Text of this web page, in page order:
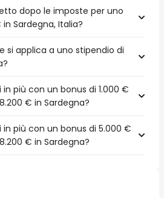
dopo le imposte per uno
Sardegna, Italia?
si applica a uno stipendio di
più con un bonus di 1.000 €
€ in Sardegna?
più con un bonus di 5.000 €
€ in Sardegna?